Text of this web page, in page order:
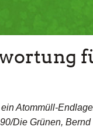
Atommüll-
Die Grünen, Bernd